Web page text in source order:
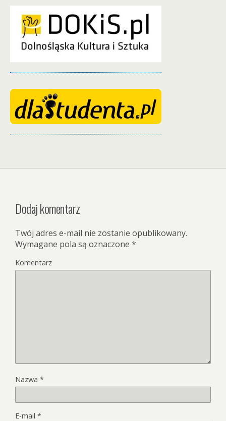
Dodaj komentarz
Twój adres e-mail nie zostanie opublikowany.
Wymagane pola są oznaczone *
Komentarz
Nazwa *
E-mail *